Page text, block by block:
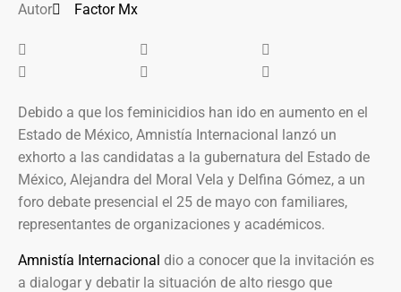
Autor Factor Mx
Debido a que los feminicidios han ido en aumento en el
Estado de México, Amnistía Internacional lanzó un
exhorto a las candidatas a la gubernatura del Estado de
México, Alejandra del Moral Vela y Delfina Gómez, a un
foro debate presencial el 25 de mayo con familiares,
representantes de organizaciones y académicos.
Amnistía Internacional dio a conocer que la invitación es
a dialogar y debatir la situación de alto riesgo que